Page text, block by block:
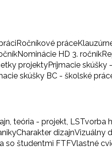
Ročníkové práce
Nominácie HD 3. ročník
projektyPríjmacie
skúšky BC - školské
teória - projekt, LSTvorba
Charakter dizajnVizuálny
so študentmi FTFVlastné